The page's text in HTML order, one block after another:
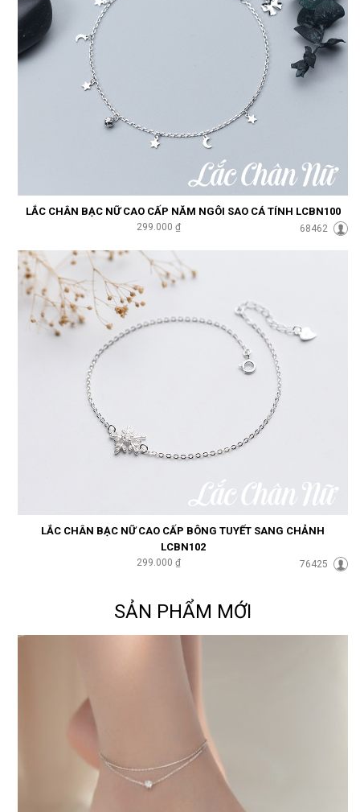
LẮC CHÂN BẠC NỮ CAO CẤP NĂM NGÔI SAO CÁ TÍNH LCBN100
299.000 ₫ 68462
LẮC CHÂN BẠC NỮ CAO CẤP BÔNG TUYẾT SANG CHẢNH
LCBN102
299.000 ₫ 76425
SẢN PHẨM MỚI